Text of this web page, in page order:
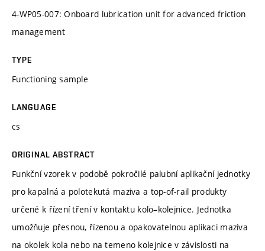
4-WP05-007: Onboard lubrication unit for advanced friction
management
TYPE
Functioning sample
LANGUAGE
cs
ORIGINAL ABSTRACT
Funkční vzorek v podobě pokročilé palubní aplikační jednotky
pro kapalná a polotekutá maziva a top-of-rail produkty
určené k řízení tření v kontaktu kolo–kolejnice. Jednotka
umožňuje přesnou, řízenou a opakovatelnou aplikaci maziva
na okolek kola nebo na temeno kolejnice v závislosti na